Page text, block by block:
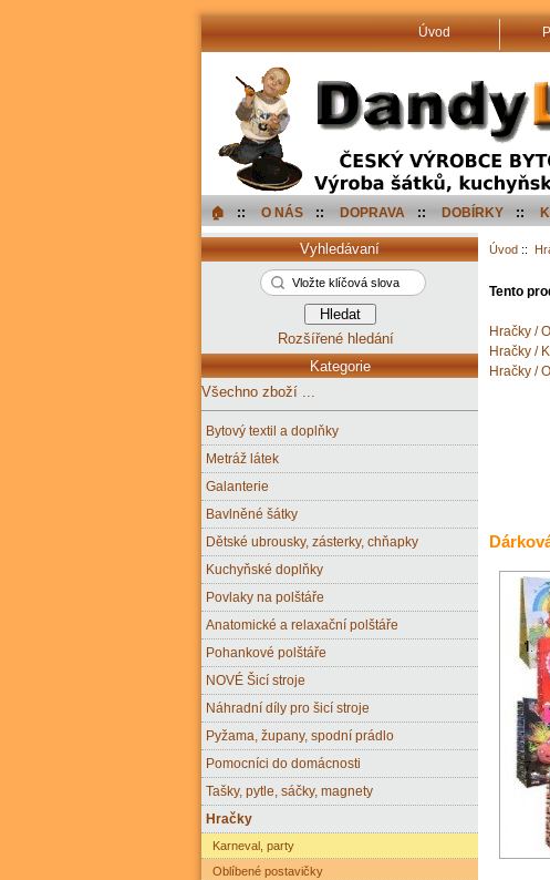
Úvod
🏠︎ :: O NÁS :: DOPRAVA :: DOBÍRKY ::
Úvod ::
Tento
Hračky /
Hračky /
Hračky /
Vyhledávaní
Rozšířené hledání
Kategorie
Všechno zboží ...
Bytový textil a doplňky
Metráž látek
Galanterie
Bavlněné šátky
Dětské ubrousky, zásterky, chňapky
Kuchyňské doplňky
Povlaky na polštáře
Anatomické a relaxační polštáře
Pohankové polštáře
NOVÉ Šicí stroje
Náhradní díly pro šicí stroje
Pyžama, župany, spodní prádlo
Pomocníci do domácnosti
Tašky, pytle, sáčky, magnety
Hračky
Karneval, party
Oblíbené postavičky